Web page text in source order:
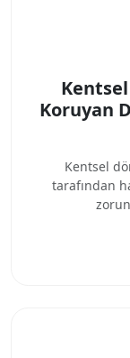
Kentsel
Koruyan
Kentsel
tarafından